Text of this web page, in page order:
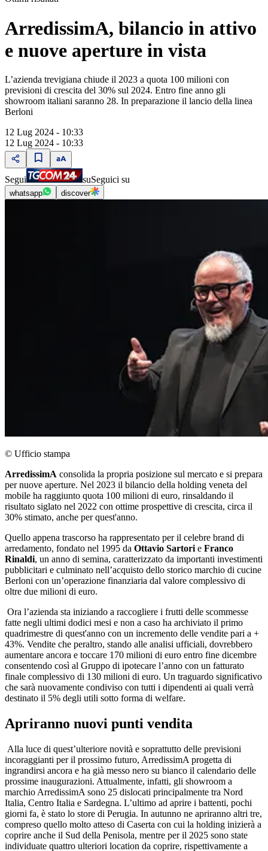
ArredissimA, bilancio in attivo
e nuove aperture in vista
L’azienda trevigiana chiude il 2023 a quota 100 milioni con
previsioni di crescita del 30% sul 2024. Entro fine anno gli
showroom italiani saranno 28. In preparazione il lancio della linea
Berloni
12 Lug 2024 - 10:33
12 Lug 2024 - 10:33
Segui suSeguici su
whatsapp discover
© Ufficio stampa
ArredissimA consolida la propria posizione sul mercato e si prepara
per nuove aperture. Nel 2023 il bilancio della holding veneta del
mobile ha raggiunto quota 100 milioni di euro, rinsaldando il
risultato siglato nel 2022 con ottime prospettive di crescita, circa il
30% stimato, anche per quest'anno.
Quello appena trascorso ha rappresentato per il celebre brand di
arredamento, fondato nel 1995 da Ottavio Sartori e Franco
Rinaldi, un anno di semina, caratterizzato da importanti investimenti
pubblicitari e culminato nell’acquisto dello storico marchio di cucine
Berloni con un’operazione finanziaria dal valore complessivo di
oltre due milioni di euro.
Ora l’azienda sta iniziando a raccogliere i frutti delle scommesse
fatte negli ultimi dodici mesi e non a caso ha archiviato il primo
quadrimestre di quest'anno con un incremento delle vendite pari a +
43%. Vendite che peraltro, stando alle analisi ufficiali, dovrebbero
aumentare ancora e toccare 170 milioni di euro entro fine dicembre
consentendo così al Gruppo di ipotecare l’anno con un fatturato
finale complessivo di 130 milioni di euro. Un traguardo significativo
che sarà nuovamente condiviso con tutti i dipendenti ai quali verrà
destinato il 5% degli utili sotto forma di welfare.
Apriranno nuovi punti vendita
Alla luce di quest’ulteriore novità e soprattutto delle previsioni
incoraggianti per il prossimo futuro, ArredissimA progetta di
ingrandirsi ancora e ha già messo nero su bianco il calendario delle
prossime inaugurazioni. Attualmente, infatti, gli showroom a
marchio ArredissimA sono 25 dislocati principalmente tra Nord
Italia, Centro Italia e Sardegna. L’ultimo ad aprire i battenti, pochi
giorni fa, è stato lo store di Perugia. In autunno ne apriranno altri tre,
compreso quello molto atteso di Caserta con cui la holding inizierà a
coprire anche il Sud della Penisola, mentre per il 2025 sono state
individuate quattro ulteriori location da coprire, rispettivamente a